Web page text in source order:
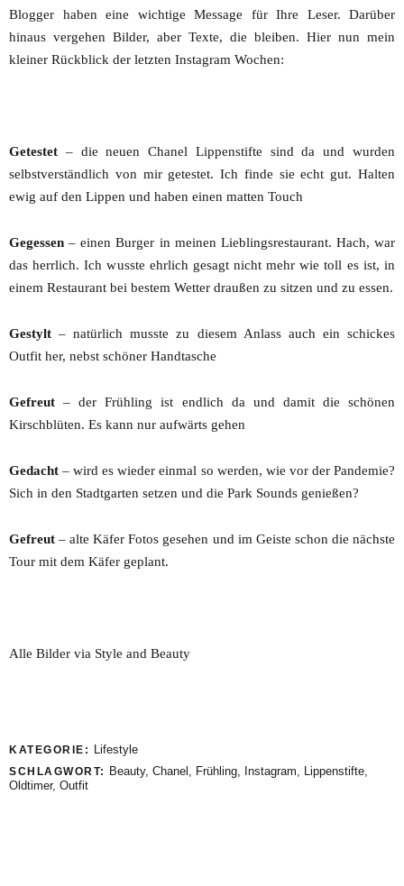
Blogger haben eine wichtige Message für Ihre Leser. Darüber
hinaus vergehen Bilder, aber Texte, die bleiben. Hier nun mein
kleiner Rückblick der letzten Instagram Wochen:
Getestet – die neuen Chanel Lippenstifte sind da und wurden
selbstverständlich von mir getestet. Ich finde sie echt gut. Halten
ewig auf den Lippen und haben einen matten Touch
Gegessen – einen Burger in meinen Lieblingsrestaurant. Hach, war
das herrlich. Ich wusste ehrlich gesagt nicht mehr wie toll es ist, in
einem Restaurant bei bestem Wetter draußen zu sitzen und zu essen.
Gestylt – natürlich musste zu diesem Anlass auch ein schickes
Outfit her, nebst schöner Handtasche
Gefreut – der Frühling ist endlich da und damit die schönen
Kirschblüten. Es kann nur aufwärts gehen
Gedacht – wird es wieder einmal so werden, wie vor der Pandemie?
Sich in den Stadtgarten setzen und die Park Sounds genießen?
Gefreut – alte Käfer Fotos gesehen und im Geiste schon die nächste
Tour mit dem Käfer geplant.
Alle Bilder via Style and Beauty
KATEGORIE: Lifestyle
SCHLAGWORT: Beauty, Chanel Frühling Instagram Lippenstifte
Oldtimer, Outfit